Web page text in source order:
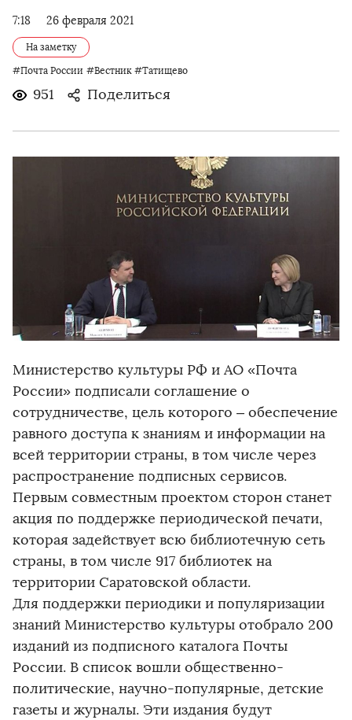
7:18 26 февраля 2021
На заметку
#Почта России #Вестник #Татищево
951 Поделиться
Министерство культуры РФ и АО «Почта
России» подписали соглашение о
сотрудничестве, цель которого – обеспечение
равного доступа к знаниям и информации на
всей территории страны, в том числе через
распространение подписных сервисов.
Первым совместным проектом сторон станет
акция по поддержке периодической печати,
которая задействует всю библиотечную сеть
страны, в том числе 917 библиотек на
территории Саратовской области.
Для поддержки периодики и популяризации
знаний Министерство культуры отобрало 200
изданий из подписного каталога Почты
России. В список вошли общественно-
политические, научно-популярные, детские
газеты и журналы. Эти издания будут